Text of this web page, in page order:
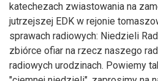
katechezach zwiastowania na
jutrzejszej EDK w rejonie
sprawach radiowych: Niedzieli
zbiórce ofiar na rzecz naszego
radiowych urodzinach. Powiemy